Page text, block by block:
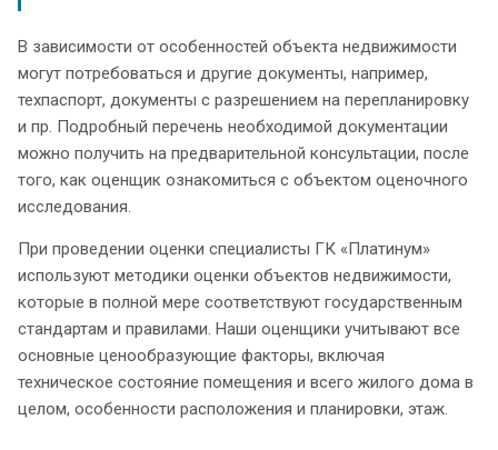
В зависимости от особенностей объекта недвижимости
могут потребоваться и другие документы, например,
техпаспорт, документы с разрешением на перепланировку
и пр. Подробный перечень необходимой документации
можно получить на предварительной консультации, после
того, как оценщик ознакомиться с объектом оценочного
исследования.
При проведении оценки специалисты ГК «Платинум»
используют методики оценки объектов недвижимости,
которые в полной мере соответствуют государственным
стандартам и правилами. Наши оценщики учитывают все
основные ценообразующие факторы, включая
техническое состояние помещения и всего жилого дома в
целом, особенности расположения и планировки, этаж.